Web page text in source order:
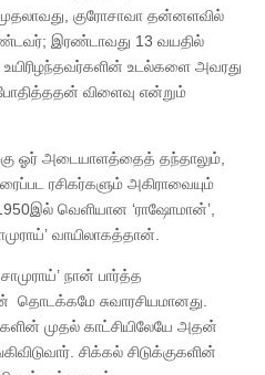
குரோசாவா தன்னளவில்
இரண்டாவது 13 வயதில்
உயிரிழந்தவர்களின் உடல்களை அவரது
விளைவு என்றும்
ஓர் அடையாளத்தைத் தந்தாலும்,
ரசிகர்களும் அகிராவையும்
வெளியான ‘ராஷோமான்’,
வாயிலாகத்தான்.
நான் பார்த்த
தொடக்கமே சுவாரசியமானது.
முதல் காட்சியிலேயே அதன்
சிக்கல் சிடுக்குகளின்